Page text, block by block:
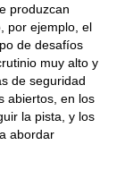
produzcan
por ejemplo, el
de desafíos
muy alto y
de seguridad
abiertos, en los
la pista, y los
abordar